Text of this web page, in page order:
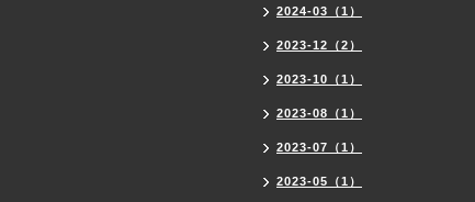
2024-03（1）
2023-12（2）
2023-10（1）
2023-08（1）
2023-07（1）
2023-05（1）